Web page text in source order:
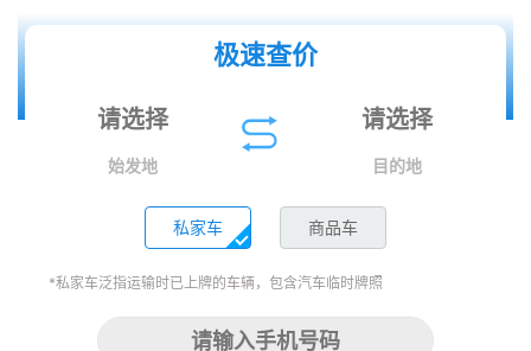
极速查价
始发地 目的地
私家车 商品车
*私家车泛指运输时已上牌的车辆，包含汽车临时牌照